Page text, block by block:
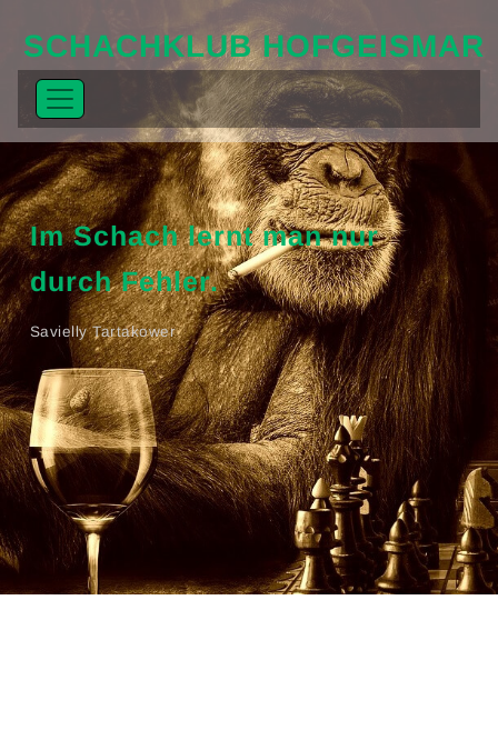
SCHACHKLUB HOFGEISMAR
Im Schach lernt man nur
durch Fehler.
Savielly Tartakower